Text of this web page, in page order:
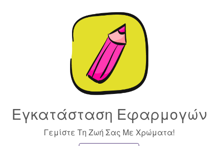
Εγκατάσταση Εφαρμογών
Γεμίστε Τη Ζωή Σας Με Χρώματα!